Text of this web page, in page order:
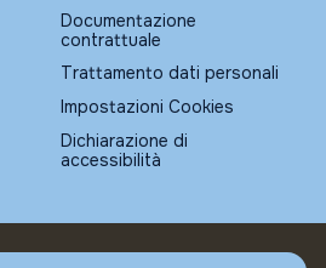
Documentazione
contrattuale
Trattamento dati personali
Impostazioni Cookies
Dichiarazione di
accessibilità